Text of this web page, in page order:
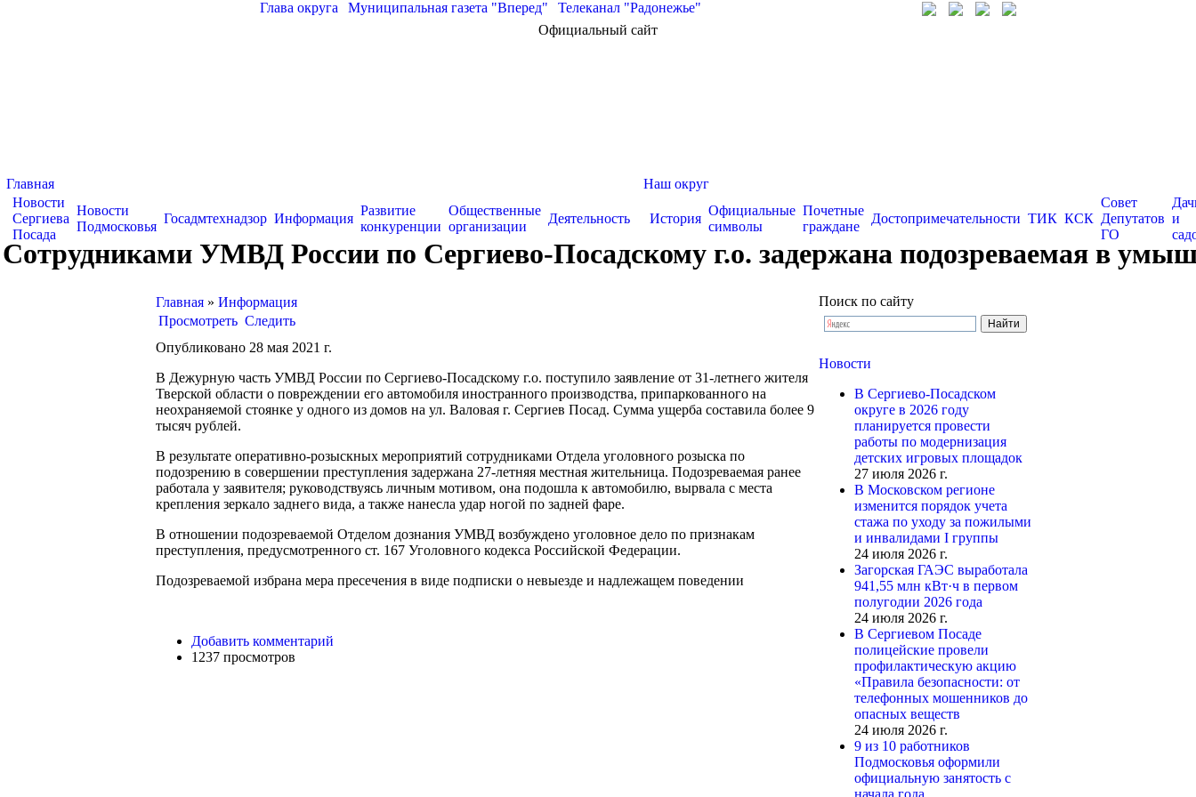
Глава округа Муниципальная газета "Вперед"
Телеканал "Радонежье"
Официальный сайт
Главная
Новости
Сергиева
Посада
Новости
Подмосковья
Госадмтехнадзор Информация
Развитие
конкуренции
Общественные
организации
Деятельность
Наш округ
История
Официальные
символы
Почетные
граждане
Достопримечательности ТИК КСК
Совет
Депутатов
ГО
и
Сотрудниками УМВД России по Сергиево-Посадскому г.о. задержана подозреваемая в
Главная » Информация
Просмотреть Следить
Опубликовано 28 мая 2021 г.
В Дежурную часть УМВД России по Сергиево-Посадскому г.о. поступило заявление от 31-летнего жителя
Тверской области о повреждении его автомобиля иностранного производства, припаркованного на
неохраняемой стоянке у одного из домов на ул. Валовая г. Сергиев Посад. Сумма ущерба составила более 9
тысяч рублей.
В результате оперативно-розыскных мероприятий сотрудниками Отдела уголовного розыска по
подозрению в совершении преступления задержана 27-летняя местная жительница. Подозреваемая ранее
работала у заявителя; руководствуясь личным мотивом, она подошла к автомобилю, вырвала с места
крепления зеркало заднего вида, а также нанесла удар ногой по задней фаре.
В отношении подозреваемой Отделом дознания УМВД возбуждено уголовное дело по признакам
преступления, предусмотренного ст. 167 Уголовного кодекса Российской Федерации.
Подозреваемой избрана мера пресечения в виде подписки о невыезде и надлежащем поведении
Добавить комментарий
1237 просмотров
Поиск по сайту
Новости
В Сергиево-Посадском
округе в 2026 году
планируется провести
работы по модернизация
детских игровых площадок
27 июля 2026 г.
В Московском регионе
изменится порядок учета
стажа по уходу за пожилыми
и инвалидами I группы
24 июля 2026 г.
Загорская ГАЭС выработала
941,55 млн кВт·ч в первом
полугодии 2026 года
24 июля 2026 г.
В Сергиевом Посаде
полицейские провели
профилактическую акцию
«Правила безопасности: от
телефонных мошенников до
опасных веществ
24 июля 2026 г.
9 из 10 работников
Подмосковья оформили
официальную занятость с
начала года